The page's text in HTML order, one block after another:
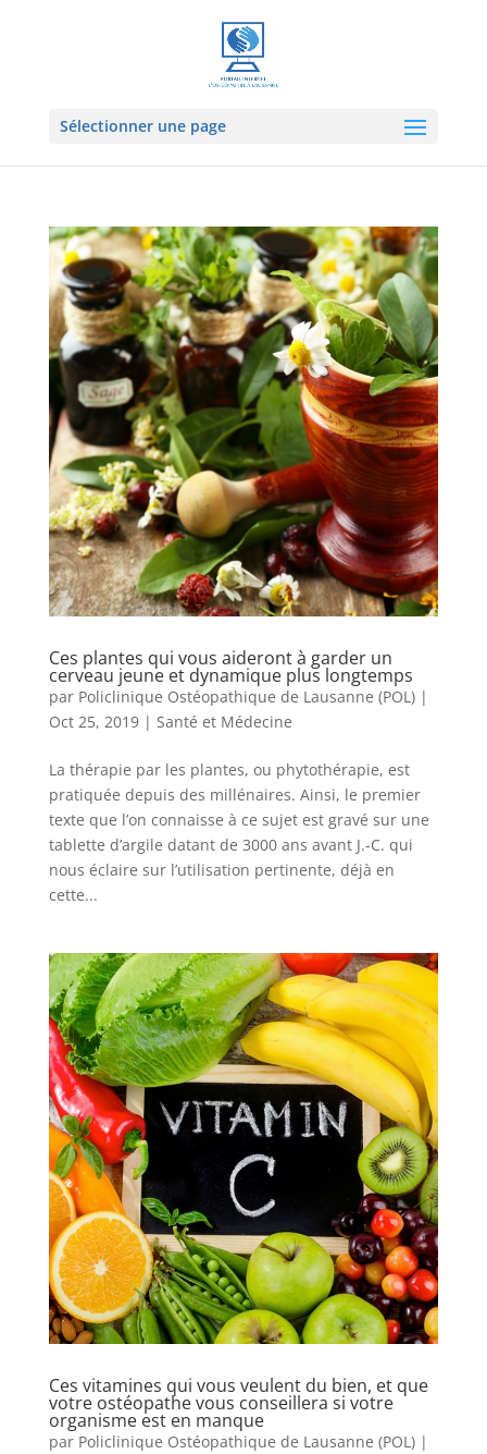
Sélectionner une page
Ces plantes qui vous aideront à garder un
cerveau jeune et dynamique plus longtemps
par Policlinique Ostéopathique de Lausanne (POL)|
Oct 25, 2019| Santé et Médecine
La thérapie par les plantes, ou phytothérapie, est
pratiquée depuis des millénaires. Ainsi, le premier
texte que l’on connaisse à ce sujet est gravé sur une
tablette d’argile datant de 3000 ans avant J.-C. qui
nous éclaire sur l’utilisation pertinente, déjà en
cette...
Ces vitamines qui vous veulent du bien, et que
votre ostéopathe vous conseillera si votre
organisme est en manque
par Policlinique Ostéopathique de Lausanne (POL)|